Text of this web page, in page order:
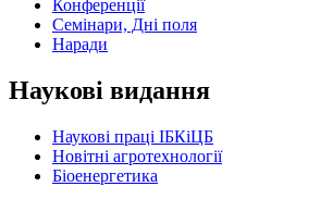
Конференції
Семінари, Дні поля
Наради
Наукові видання
Наукові праці ІБКіЦБ
Новітні агротехнології
Бiоенергетика